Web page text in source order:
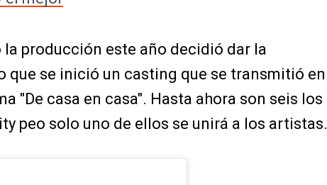
producción este año decidió dar la
que se inició un casting que se transmitió en
"De casa en casa". Hasta ahora son seis los
peo solo uno de ellos se unirá a los artistas.